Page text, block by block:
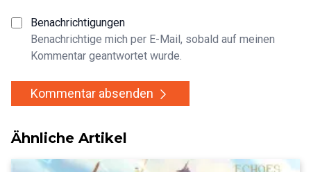
Benachrichtigungen
Benachrichtige mich per E-Mail, sobald auf meinen
Kommentar geantwortet wurde.
Kommentar absenden
Ähnliche Artikel